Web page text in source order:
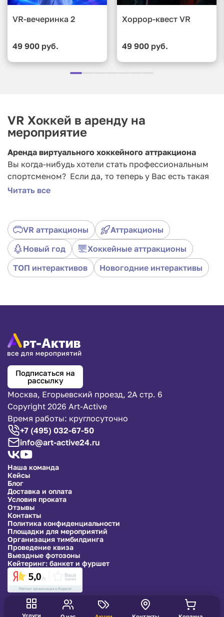
Услуги
VR-вечеринка 2
49 900 руб.
Хоррор-квест VR
49 900 руб.
VR Хоккей в аренду на
мероприятие
Аренда виртуального хоккейного аттракциона
Вы когда-нибудь хотели стать профессиональным
спортсменом? Если да, то теперь у Вас есть такая
возможность. Мы перенесли хоккей в мир
звездой NHL не выходя на лёд! Получите
незабываемый опыт в роли хоккеиста или вратаря.
Читать все
VR аттракционы
Аттракционы
Новый год
Хоккейные аттракционы
ТОП интерактивов
Новогодние интерактивы
Подписаться на
рассылку
Москва, Егорьевский проезд, 2А стр. 6
Copyright 2026 Art-Active
Время работы: круглосуточно
+7 (495) 032-67-50
info@art-active24.ru
Наша команда
Кейсы
Блог
Доставка и оплата
Условия проката
Отзывы
Контакты
Политика конфиденциальности
Площадки для мероприятий
Организация тимбилдинга
Проведение квиза
Выездные фотозоны
Кейтеринг: банкет и фуршет